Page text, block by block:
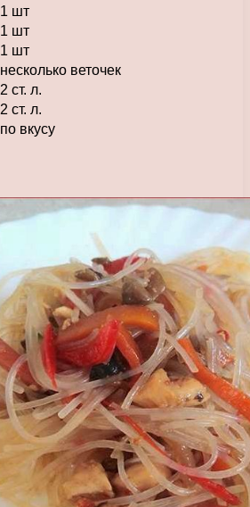
1 шт
1 шт
1 шт
несколько веточек
2 ст. л.
2 ст. л.
по вкусу